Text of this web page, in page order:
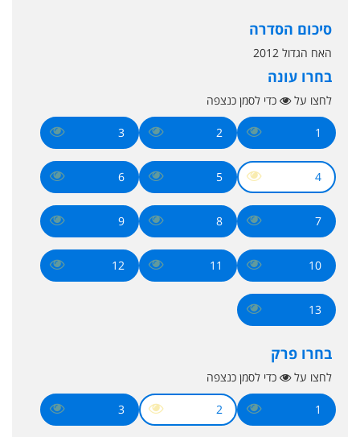
סיכום הסדרה
האח הגדול 2012
בחרו עונה
לחצו על כדי לסמן כנצפה
1
2
3
4
5
6
7
8
9
10
11
12
13
בחרו פרק
לחצו על כדי לסמן כנצפה
1
2
3